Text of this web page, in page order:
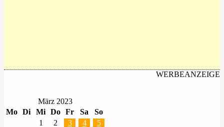
WERBEANZEIGE
März 2023
Mo Di Mi Do Fr Sa So
1 2 3 4
5